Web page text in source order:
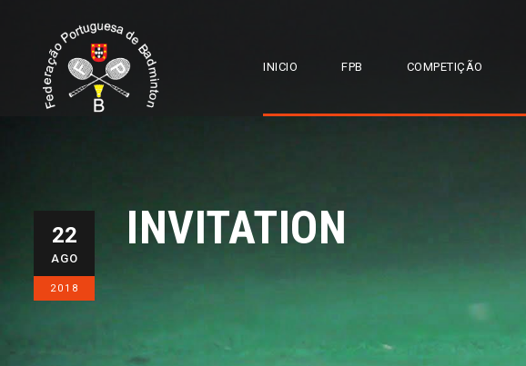
INICIO FPB COMPETIÇÃO
22
AGO
2018
INVITATION